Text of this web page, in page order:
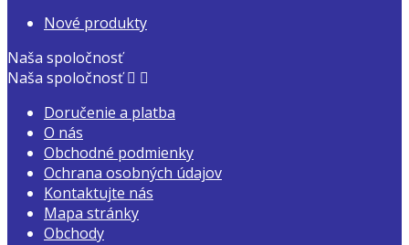
Nové produkty
Naša spoločnosť
Naša spoločnosť  
Doručenie a platba
O nás
Obchodné podmienky
Ochrana osobných údajov
Kontaktujte nás
Mapa stránky
Obchody